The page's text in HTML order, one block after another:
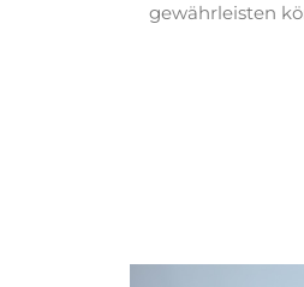
gewährleisten